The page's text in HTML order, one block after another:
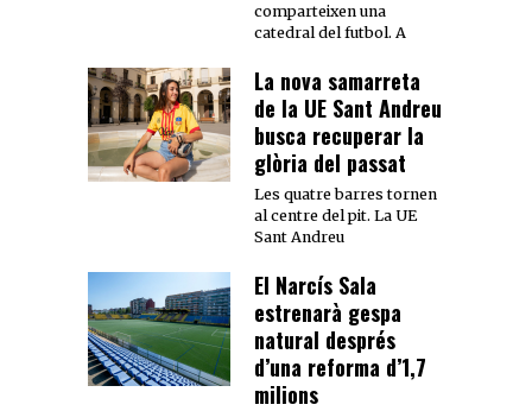
comparteixen una
catedral del futbol. A
La nova samarreta
de la UE Sant Andreu
busca recuperar la
glòria del passat
Les quatre barres tornen
al centre del pit. La UE
Sant Andreu
El Narcís Sala
estrenarà gespa
natural després
d’una reforma d’1,7
milions